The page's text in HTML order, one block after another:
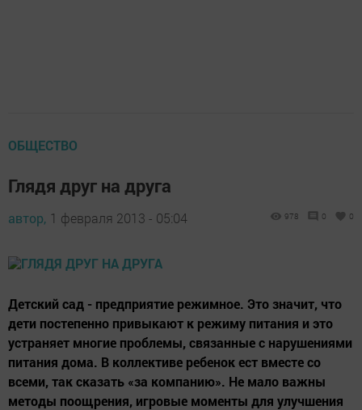
ОБЩЕСТВО
Глядя друг на друга
автор, 1 февраля 2013 - 05:04 978 0 0
Детский сад - предприятие режимное. Это значит, что
дети постепенно привыкают к режиму питания и это
устраняет многие проблемы, связанные с нарушениями
питания дома. В коллективе ребенок ест вместе со
всеми, так сказать «за компанию». Не мало важны
методы поощрения, игровые моменты для улучшения